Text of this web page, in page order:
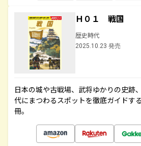
Ｈ０１ 戦国
歴史時代
2025.10.23 発売
日本の城や古戦場、武将ゆかりの史跡
代にまつわるスポットを徹底ガイドす
冊。